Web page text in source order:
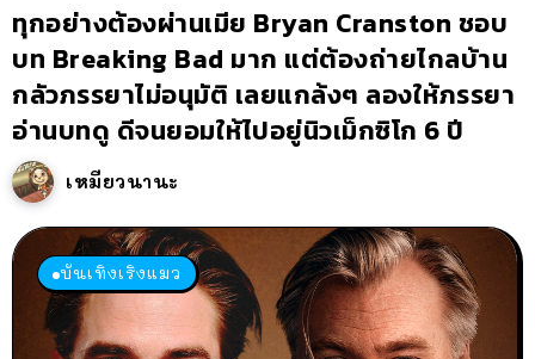
ทุกอย่างต้องผ่านเมีย Bryan Cranston ชอบ
บท Breaking Bad มาก แต่ต้องถ่ายไกลบ้าน
กลัวภรรยาไม่อนุมัติ เลยแกล้งๆ ลองให้ภรรยา
อ่านบทดู ดีจนยอมให้ไปอยู่นิวเม็กซิโก 6 ปี
เหมียวนานะ
บันเทิงเริงแมว